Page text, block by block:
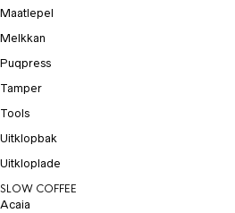
Maatlepel
Melkkan
Puqpress
Tamper
Tools
Uitklopbak
Uitkloplade
SLOW COFFEE
Acaia